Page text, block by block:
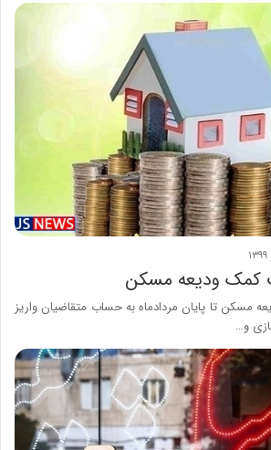
کمک ودیعه مسکن
مسکن تا پایان مردادماه به حساب متقاضیان واریز
و…